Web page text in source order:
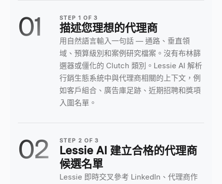
01 STEP 1 OF3
描述您理想的代理商
用自然語言輸入一句話 — 通路、垂直領
域、預算級別和案例研究檔案。沒有布林篩
選器或僵化的 Clutch 類別。Lessie AI 解析
行銷生態系統中與代理商相關的上下文，例
如客戶組合、廣告庫足跡、近期招聘和獎項
入圍名單。
02 STEP 2 OF3
Lessie AI 建立合格的代理商
候選名單
Lessie 即時交叉參考 LinkedIn、代理商作